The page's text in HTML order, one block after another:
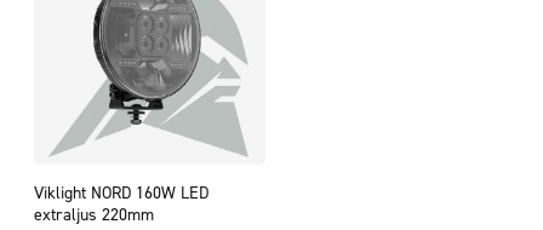
Viklight NORD 160W LED
extraljus 220mm